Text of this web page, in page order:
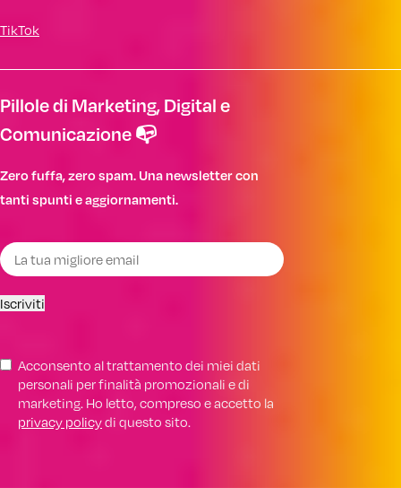
TikTok
Pillole di Marketing, Digital e
Comunicazione 📭
Zero fuffa, zero spam. Una newsletter con
tanti spunti e aggiornamenti.
Iscriviti
Acconsento al trattamento dei miei dati
personali per finalità promozionali e di
marketing. Ho letto, compreso e accetto la
privacy policydi questo sito.